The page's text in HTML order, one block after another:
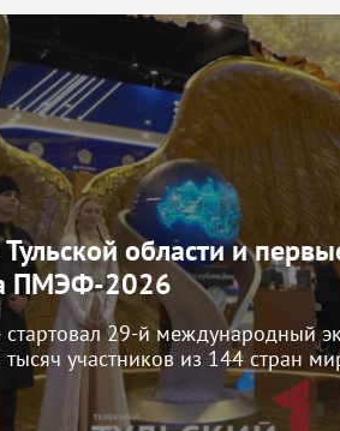
области и
ПМЭФ-2026
стартовал 29-й международный
участников из 144 стран